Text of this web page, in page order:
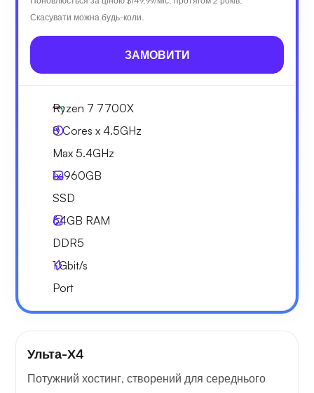
Скасувати можна будь-коли.
ЗАМОВИТИ
Ryzen 7 7700X
8 Cores x 4.5GHz
Max 5.4GHz
1x960GB
SSD
64GB RAM
DDR5
1Gbit/s
Port
Ульта-Х4
Потужний хостинг, створений для середнього